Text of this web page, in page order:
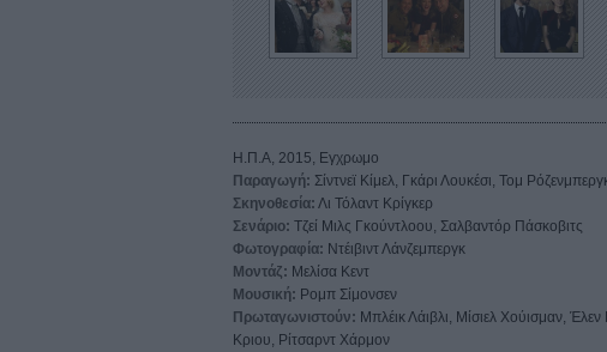
Η.Π.Α, 2015, Εγχρωμο
Παραγωγή: Σίντνεϊ Κίμελ, Γκάρι Λουκέσι, Τομ
Σκηνοθεσία: Λι Τόλαντ Κρίγκερ
Σενάριο: Τζεί Μιλς Γκούντλοου, Σαλβαντόρ Πάσκοβιτς
Φωτογραφία: Ντέιβιντ Λάνζεμπεργκ
Μοντάζ: Μελίσα Κεντ
Μουσική: Ρομπ Σίμονσεν
Πρωταγωνιστούν: Μπλέικ Λάιβλι, Μίσιελ Χούισμαν,
Κριου, Ρίτσαρντ Χάρμον